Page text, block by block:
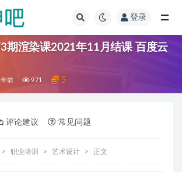
登录
期渲染课2021年11月结课 百度云
前 971 5
评论建议 常见问题
职业培训 艺术设计 正文